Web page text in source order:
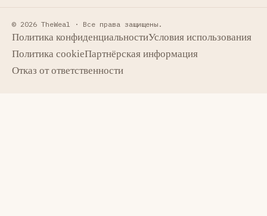
© 2026 TheWeal · Все права защищены.
Политика конфиденциальностиУсловия использования
Политика cookieПартнёрская информация
Отказ от ответственности